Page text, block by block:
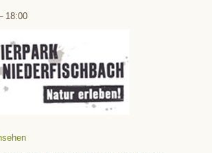
18:00